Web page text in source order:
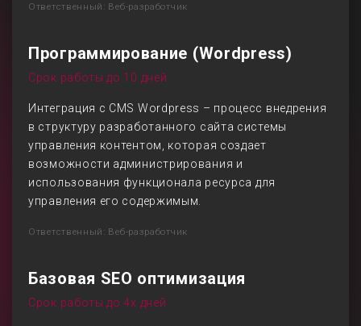
Ответственный: Веб-разработчик
Программирование (Wordpress)
Срок работы до 10 дней
Интеграция с CMS Wordpress – процесс внедрения
в структуру разработанного сайта системы
управления контентом, которая создает
возможности администрирования и
использования функционала ресурса для
управления его содержимым.
Ответственный: Веб-разработчик
Базовая SEO оптимизация
Срок работы до 4х дней